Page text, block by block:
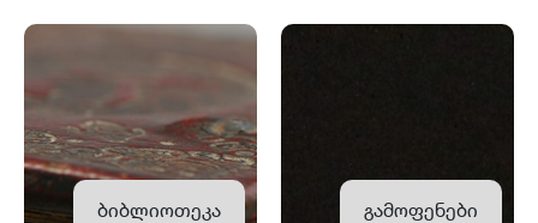
ბიბლიოთეკა გამოფენები